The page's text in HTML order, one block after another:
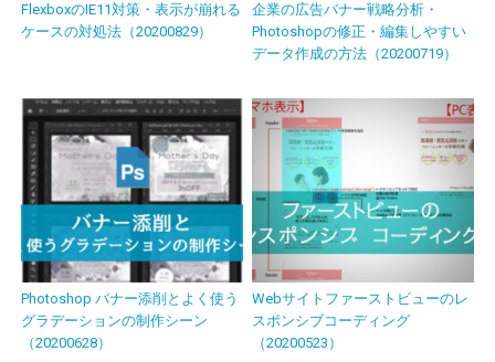
FlexboxのIE11対策・表示が崩れる
ケースの対処法（20200829）
企業の広告バナー戦略分析・
Photoshopの修正・編集しやすい
データ作成の方法（20200719）
Photoshop バナー添削とよく使う
グラデーションの制作シーン
（20200628）
Webサイトファーストビューのレ
スポンシブコーディング
（20200523）